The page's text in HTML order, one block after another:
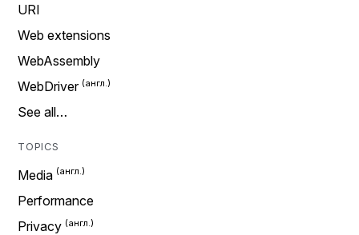
URI
Web extensions
WebAssembly
WebDriver
See all…
TOPICS
Media
Performance
Privacy